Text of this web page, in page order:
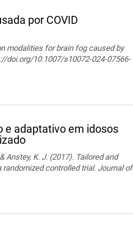
por COVID
modalities for brain fog caused by
doi.org/10.1007/s10072-024-07566-
e adaptativo em idosos
Anstey, K. J. (2017). Tailored and
controlled trial. Journal of